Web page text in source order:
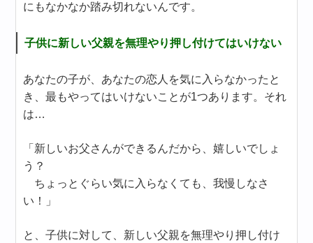
にもなかなか踏み切れないんです。
子供に新しい父親を無理やり押し付けてはいけない
あなたの子が、あなたの恋人を気に入らなかったと
き、最もやってはいけないことが1つあります。それ
は…
「新しいお父さんができるんだから、嬉しいでしょ
う？
ちょっとぐらい気に入らなくても、我慢しなさ
い！」
と、子供に対して、新しい父親を無理やり押し付け